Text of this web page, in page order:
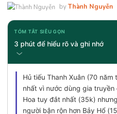
byThành Nguyễn
TÓM TẮT SIÊU GỌN
3 phút để hiểu rõ và ghi nhớ
Hủ tiếu Thanh Xuân (70
nhất vì nước dùng gia
Hoa tuy đắt nhất (35k)
người bận rộn hơn Bảy Hổ